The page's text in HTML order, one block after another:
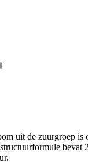
uit de zuurgroep is
bevat